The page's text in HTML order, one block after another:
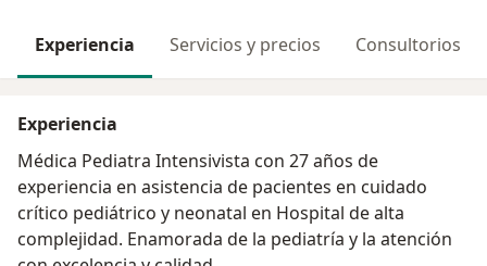
Experiencia Servicios y precios Consultorios
Experiencia
Médica Pediatra Intensivista con 27 años de
experiencia en asistencia de pacientes en cuidado
crítico pediátrico y neonatal en Hospital de alta
complejidad. Enamorada de la pediatría y la atención